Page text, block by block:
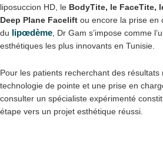
liposuccion HD, le BodyTite, le FaceTite,
Deep Plane Facelift ou encore la prise en
du lipœdème , Dr Gam s’impose comme
esthétiques les plus innovants en Tunisie.
Pour les patients recherchant des résultats
technologie de pointe et une prise en
consulter un spécialiste expérimenté
étape vers un projet esthétique réussi.